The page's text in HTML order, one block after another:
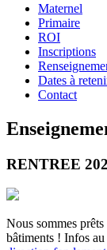
Maternel
Primaire
ROI
Inscriptions
Dates à
Contact
RENTREE
Nous sommes
bâtiments ! Infos